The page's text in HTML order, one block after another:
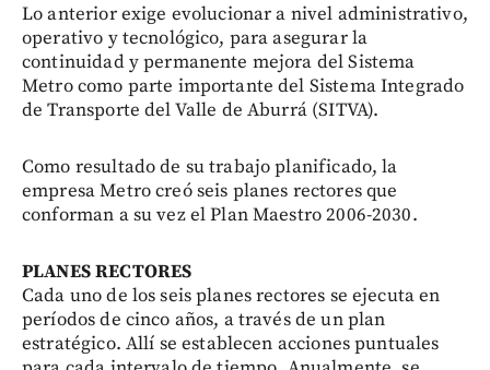
Lo anterior exige evolucionar a nivel administrativo,
operativo y tecnológico, para asegurar la
continuidad y permanente mejora del Sistema
Metro como parte importante del Sistema Integrado
de Transporte del Valle de Aburrá (SITVA).
Como resultado de su trabajo planificado, la
empresa Metro creó seis planes rectores que
conforman a su vez el Plan Maestro 2006-2030.
PLANES RECTORES
Cada uno de los seis planes rectores se ejecuta en
períodos de cinco años, a través de un plan
estratégico. Allí se establecen acciones puntuales